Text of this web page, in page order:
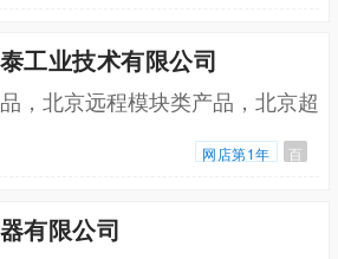
工业技术有限公司
，北京远程模块类产品，北京超
网店第1年 百
有限公司